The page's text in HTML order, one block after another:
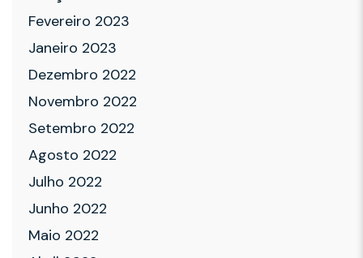
Fevereiro 2023
Janeiro 2023
Dezembro 2022
Novembro 2022
Setembro 2022
Agosto 2022
Julho 2022
Junho 2022
Maio 2022